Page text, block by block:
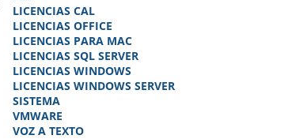
LICENCIAS CAL
LICENCIAS OFFICE
LICENCIAS PARA MAC
LICENCIAS SQL SERVER
LICENCIAS WINDOWS
LICENCIAS WINDOWS SERVER
SISTEMA
VMWARE
VOZ A TEXTO